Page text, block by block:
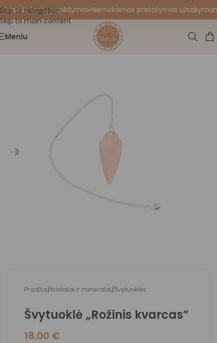
Skip to navigation
Skip to main content
kortų papildymas•Nemokamas pristatymas
Meniu
Pradžia/Kristalai ir mineralai/Švytuoklės
Švytuoklė „Rožinis kvarcas”
18,00 €